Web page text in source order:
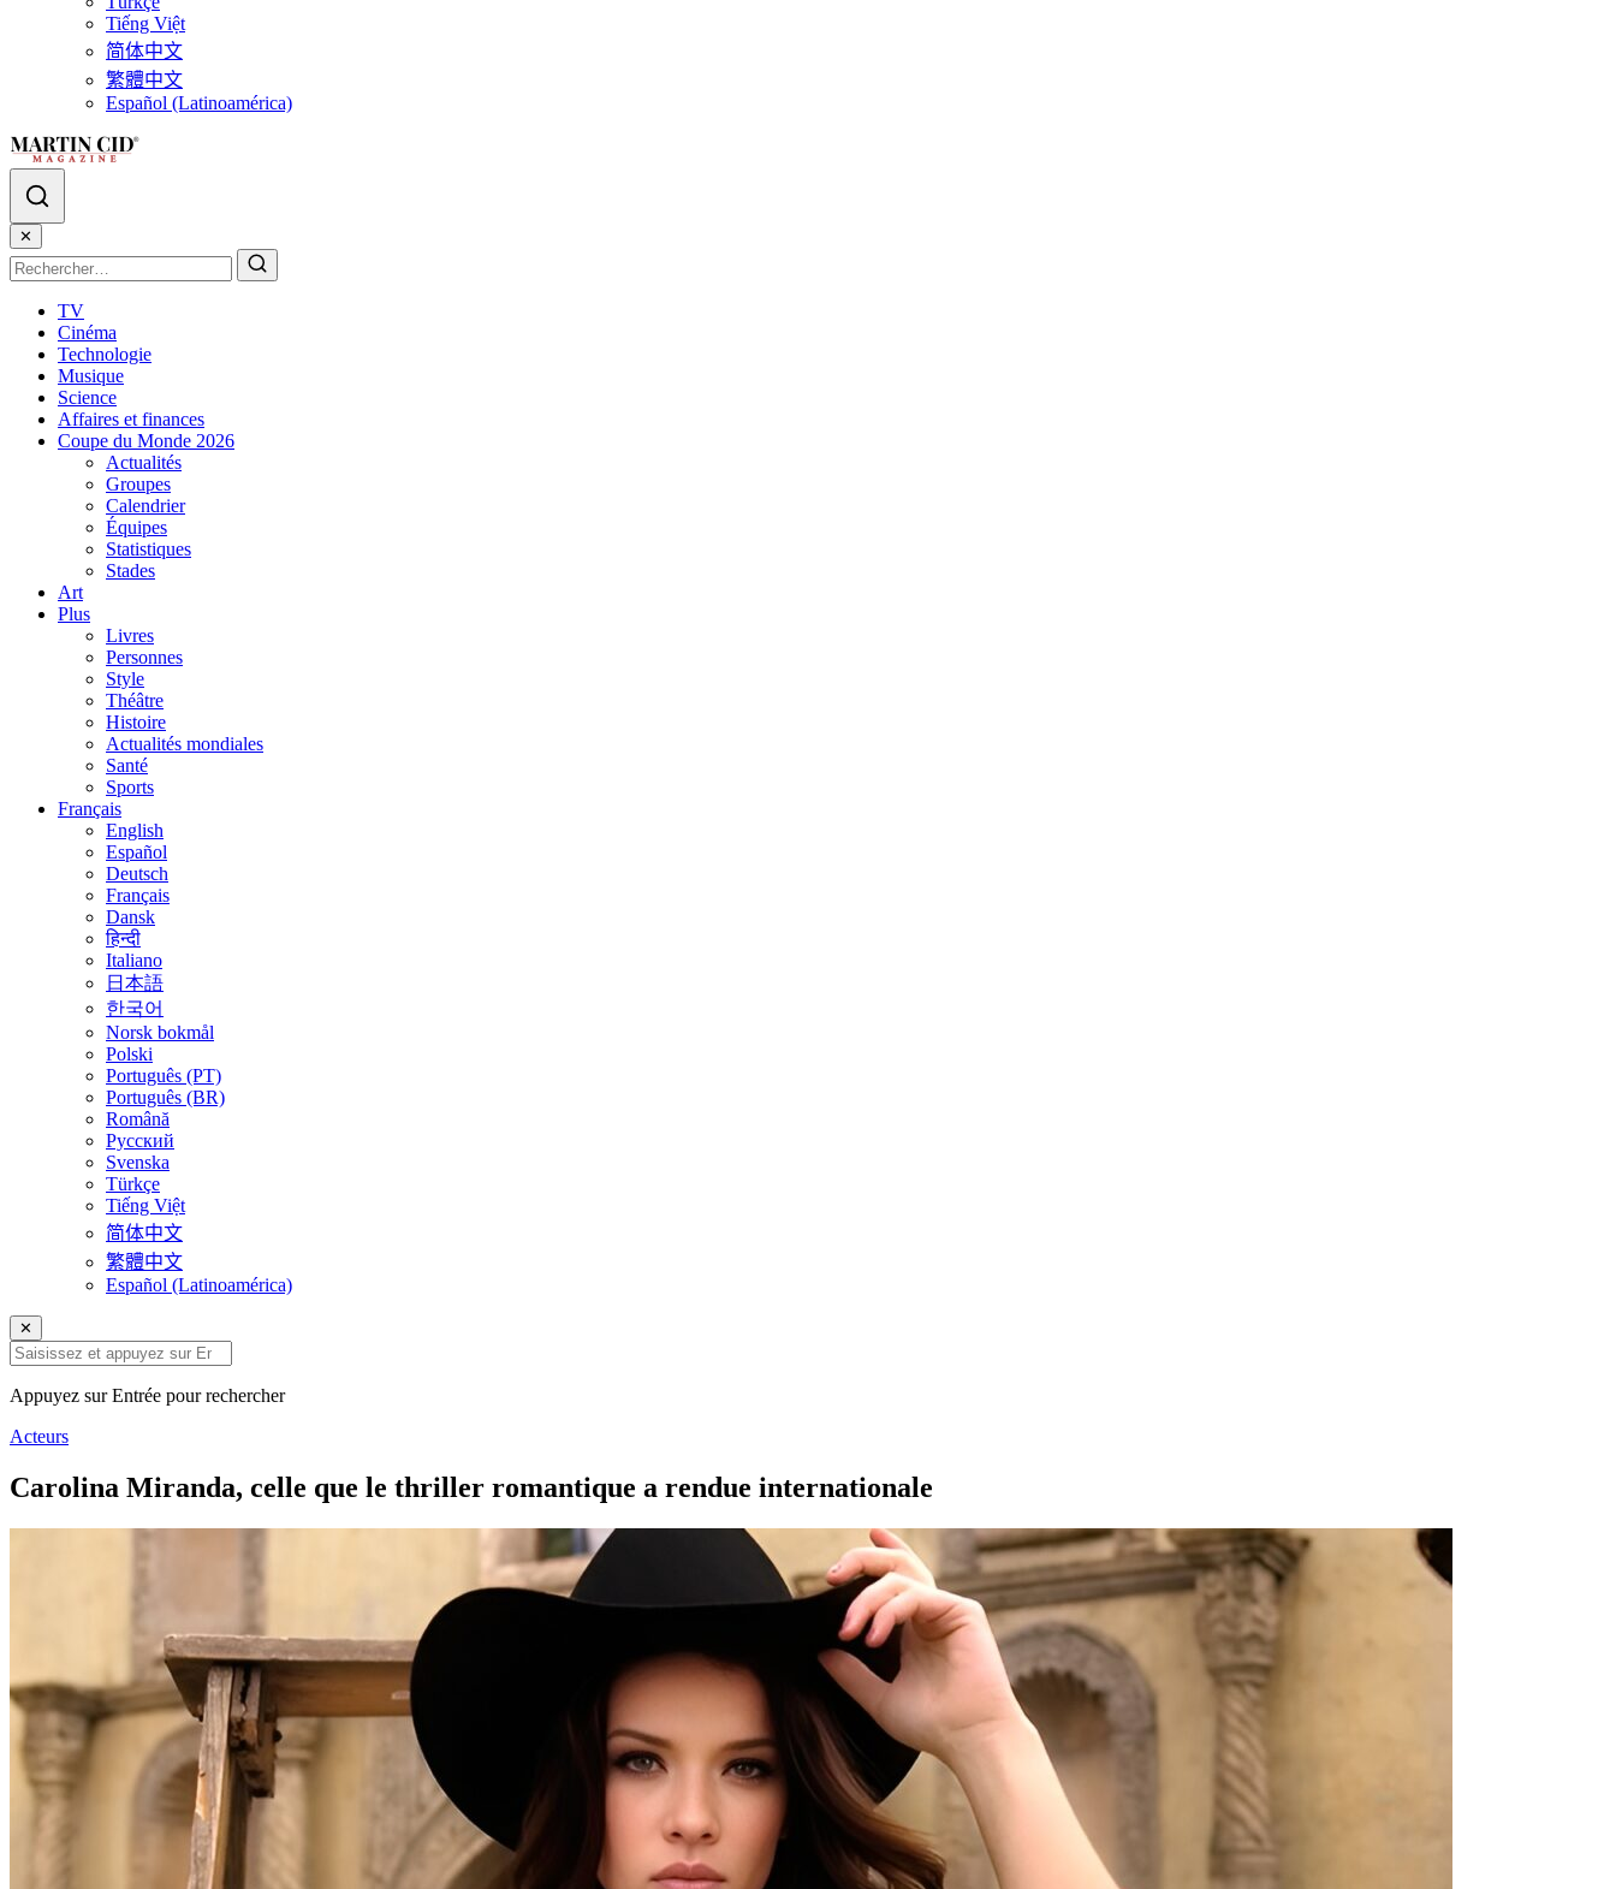
Tiếng Việt
简体中文
繁體中文
Español (Latinoamérica)
✕
TV
Cinéma
Technologie
Musique
Science
Affaires et finances
Coupe du Monde 2026
Actualités
Groupes
Calendrier
Équipes
Statistiques
Stades
Art
Plus
Livres
Personnes
Style
Théâtre
Histoire
Actualités mondiales
Santé
Sports
Français
English
Español
Deutsch
Français
Dansk
हिन्दी
Italiano
日本語
한국어
Norsk bokmål
Polski
Português (PT)
Português (BR)
Română
Русский
Svenska
Türkçe
Tiếng Việt
简体中文
繁體中文
Español (Latinoamérica)
✕
Appuyez sur Entrée pour rechercher
Acteurs
Carolina Miranda, celle que le thriller romantique a rendue internationale